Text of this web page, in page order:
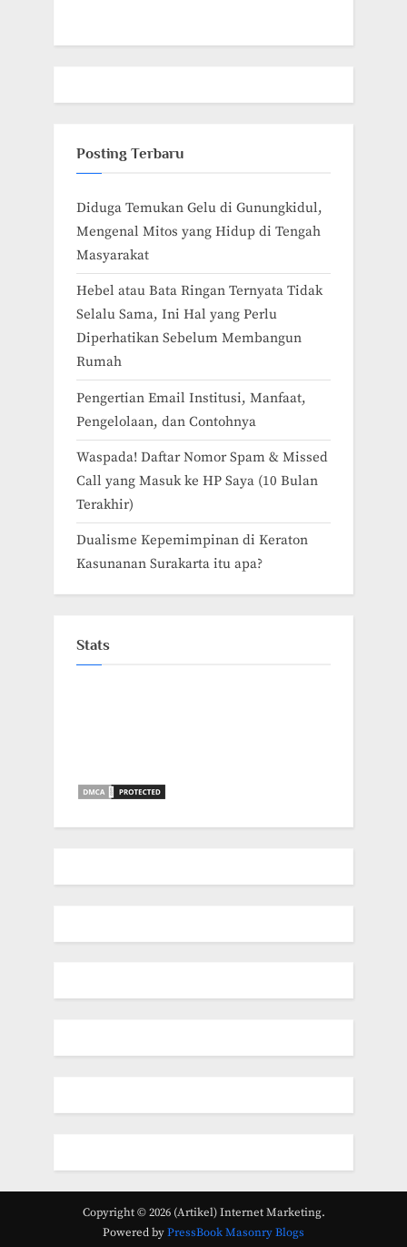
Posting Terbaru
Diduga Temukan Gelu di Gunungkidul,
Mengenal Mitos yang Hidup di Tengah
Masyarakat
Hebel atau Bata Ringan Ternyata Tidak
Selalu Sama, Ini Hal yang Perlu
Diperhatikan Sebelum Membangun
Rumah
Pengertian Email Institusi, Manfaat,
Pengelolaan, dan Contohnya
Waspada! Daftar Nomor Spam & Missed
Call yang Masuk ke HP Saya (10 Bulan
Terakhir)
Dualisme Kepemimpinan di Keraton
Kasunanan Surakarta itu apa?
Stats
Copyright © 2026 (Artikel) Internet Marketing.
Powered byPressBook Masonry Blogs